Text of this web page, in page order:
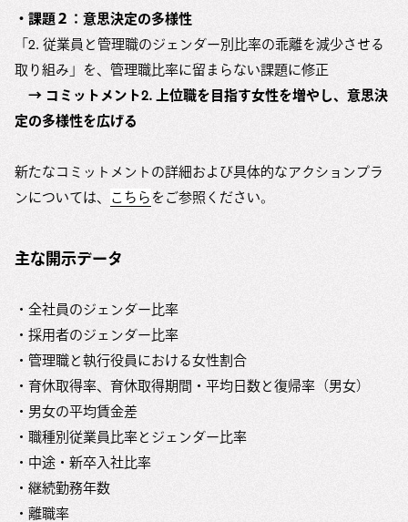
・課題２：意思決定の多様性
「2. 従業員と管理職のジェンダー別比率の乖離を減少させる
取り組み」を、管理職比率に留まらない課題に修正
→ コミットメント2. 上位職を目指す女性を増やし、意思決
定の多様性を広げる
新たなコミットメントの詳細および具体的なアクションプラ
ンについては、
こちら をご参照ください。
主な開示データ
・全社員のジェンダー比率
・採用者のジェンダー比率
・管理職と執行役員における女性割合
・育休取得率、育休取得期間・平均日数と復帰率（男女）
・男女の平均賃金差
・職種別従業員比率とジェンダー比率
・中途・新卒入社比率
・継続勤務年数
・離職率